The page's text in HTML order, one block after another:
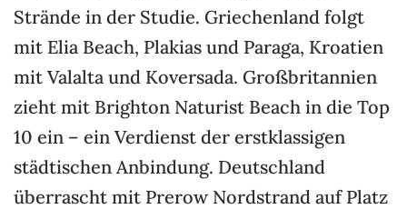
Strände in der Studie. Griechenland folgt
mit Elia Beach, Plakias und Paraga, Kroatien
mit Valalta und Koversada. Großbritannien
zieht mit Brighton Naturist Beach in die Top
10 ein – ein Verdienst der erstklassigen
städtischen Anbindung. Deutschland
überrascht mit Prerow Nordstrand auf Platz